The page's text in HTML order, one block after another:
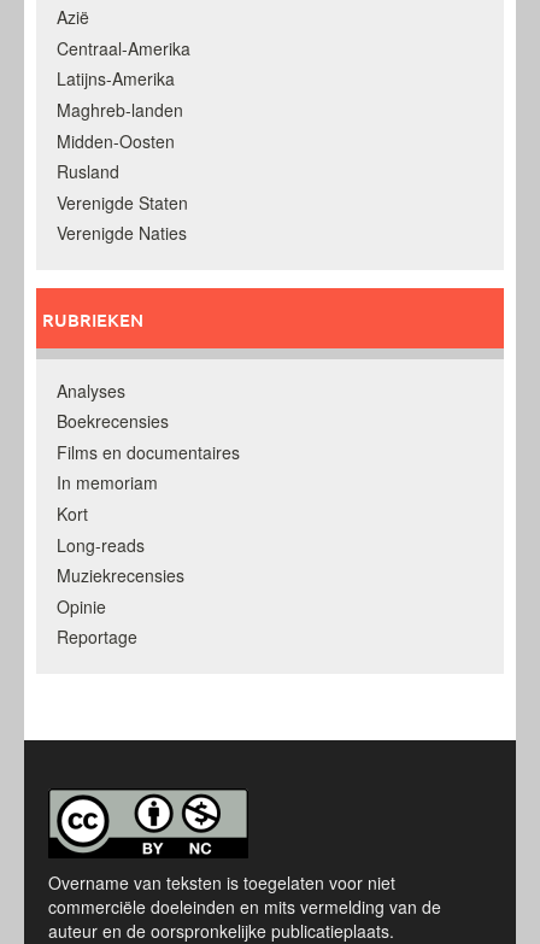
Azië
Centraal-Amerika
Latijns-Amerika
Maghreb-landen
Midden-Oosten
Rusland
Verenigde Staten
Verenigde Naties
RUBRIEKEN
Analyses
Boekrecensies
Films en documentaires
In memoriam
Kort
Long-reads
Muziekrecensies
Opinie
Reportage
Overname van teksten is toegelaten voor niet
commerciële doeleinden en mits vermelding van de
auteur en de oorspronkelijke publicatieplaats.